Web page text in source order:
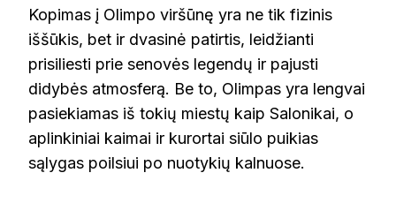
Kopimas į Olimpo viršūnę yra ne tik fizinis
iššūkis, bet ir dvasinė patirtis, leidžianti
prisiliesti prie senovės legendų ir pajusti
didybės atmosferą. Be to, Olimpas yra lengvai
pasiekiamas iš tokių miestų kaip Salonikai, o
aplinkiniai kaimai ir kurortai siūlo puikias
sąlygas poilsiui po nuotykių kalnuose.